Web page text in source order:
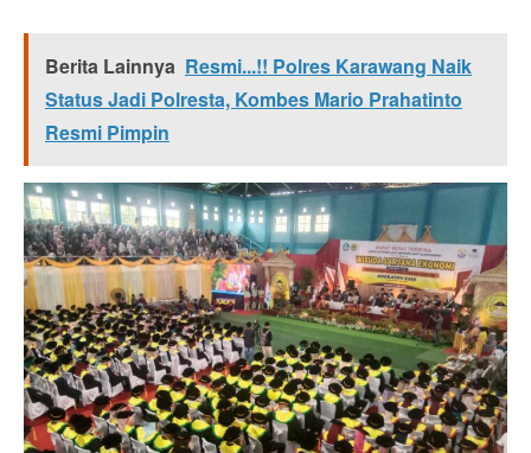
Berita Lainnya Resmi...!! Polres Karawang Naik
Status Jadi Polresta, Kombes Mario Prahatinto
Resmi Pimpin